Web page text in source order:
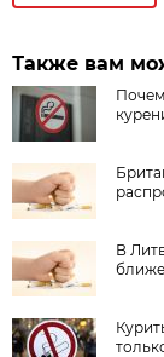
Также вам
В
ближе